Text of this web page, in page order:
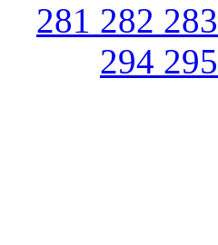
281 282 283
294 295